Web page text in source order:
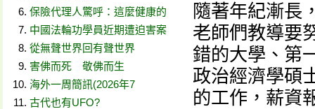
保險代理人驚呼：這麼健康的
中國法輪功學員近期遭迫害案
從無聲世界回有聲世界
害佛而死 敬佛而生
海外一周簡訊(2026年7
古代也有UFO?
隨著年紀漸長
老師們教導要
錯的大學、第
政治經濟學碩
的工作，薪資